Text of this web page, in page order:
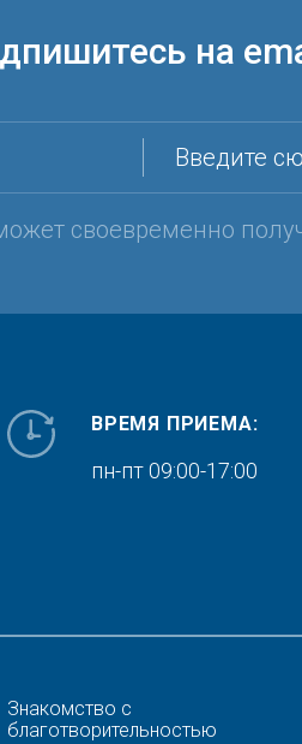
на
Введите
своевременно
ВРЕМЯ ПРИЕМА:
пн-пт 09:00-17:00
Знакомство с
благотворительностью